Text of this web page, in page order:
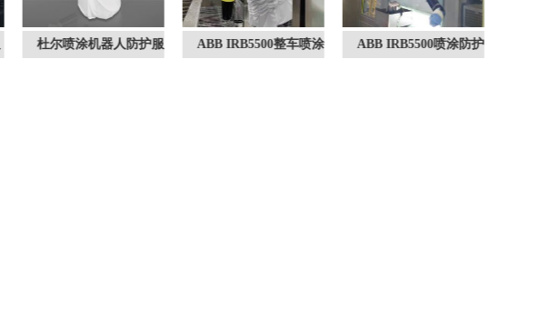
杜尔喷涂机器人防护服
ABB IRB5500整车喷涂
ABB IRB5500喷涂防护